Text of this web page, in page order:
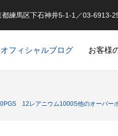
練馬区下石神井5-1-1／03-6913-
オフィシャルブログ お客様
12レアニウム1000S他のオーバー